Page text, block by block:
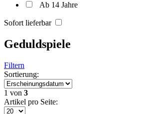
Ab 14 Jahre
Sofort lieferbar
Geduldspiele
Filtern
Sortierung:
1 von 3
Artikel pro Seite: